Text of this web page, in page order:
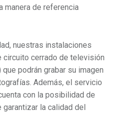
manera de referencia
nuestras instalaciones
circuito cerrado de televisión
podrán grabar su imagen
Además, el servicio
con la posibilidad de
garantizar la calidad del